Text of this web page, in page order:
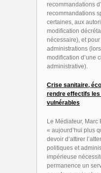
recommandations
recommandations
certaines, aux
modification
nécessaire), et pour
administrations
modification d’une
administrative).
Crise sanitaire,
rendre effectifs
vulnérables
Le Médiateur, Marc
« aujourd’hui plus
devoir d’attirer
politiques et
impérieuse
permanence un